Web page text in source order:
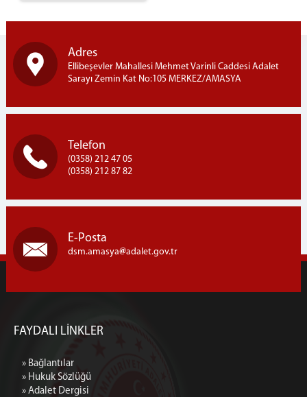
Paylaşmadaki Huzur Projesi
GÖNÜLLÜ OL
Personel İletişim
Adres
Ellibeşevler Mahallesi Mehmet Varinli Caddesi Adalet
Sarayı Zemin Kat No:105 MERKEZ/AMASYA
Telefon
(0358) 212 47 05
(0358) 212 87 82
E-Posta
dsm.amasya adalet.gov.tr
FAYDALI LİNKLER
» Bağlantılar
» Hukuk Sözlüğü
» Adalet Dergisi